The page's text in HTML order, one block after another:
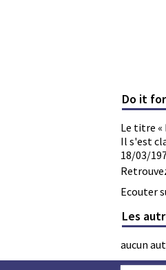
Do it
Le titre
Il s'est
18/03/
Ecouter
Les
aucun